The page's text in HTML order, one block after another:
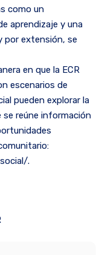
como un
aprendizaje y una
por extensión, se
en que la ECR
escenarios de
pueden explorar la
se reúne información
.